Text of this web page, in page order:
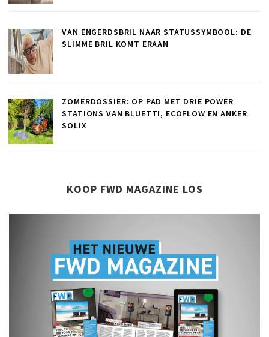
VAN ENGERDSBRIL NAAR STATUSSYMBOOL: DE
SLIMME BRIL KOMT ERAAN
ZOMERDOSSIER: OP PAD MET DRIE POWER
STATIONS VAN BLUETTI, ECOFLOW EN ANKER
SOLIX
KOOP FWD MAGAZINE LOS